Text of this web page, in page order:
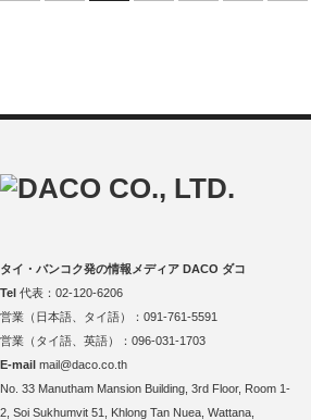
タイ・バンコク発の情報メディア DACO ダコ
Tel 代表：02-120-6206
営業（日本語、タイ語）：091-761-5591
営業（タイ語、英語）：096-031-1703
E-mail mail@daco.co.th
No. 33 Manutham Mansion Building, 3rd Floor, Room 1-
2, Soi Sukhumvit 51, Khlong Tan Nuea, Wattana,